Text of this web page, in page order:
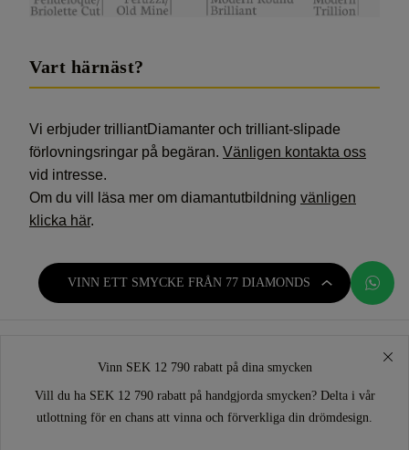
Vart härnäst?
Vi erbjuder trilliantDiamanter och trilliant-slipade
förlovningsringar på begäran. Vänligen kontakta oss
vid intresse.
Om du vill läsa mer om diamantutbildning vänligen
klicka här.
VINN ETT SMYCKE FRÅN 77 DIAMONDS
Vinn SEK 12 790 rabatt på dina smycken
Vill du ha SEK 12 790 rabatt på handgjorda smycken? Delta i vår
utlottning för en chans att vinna och förverkliga din drömdesign.